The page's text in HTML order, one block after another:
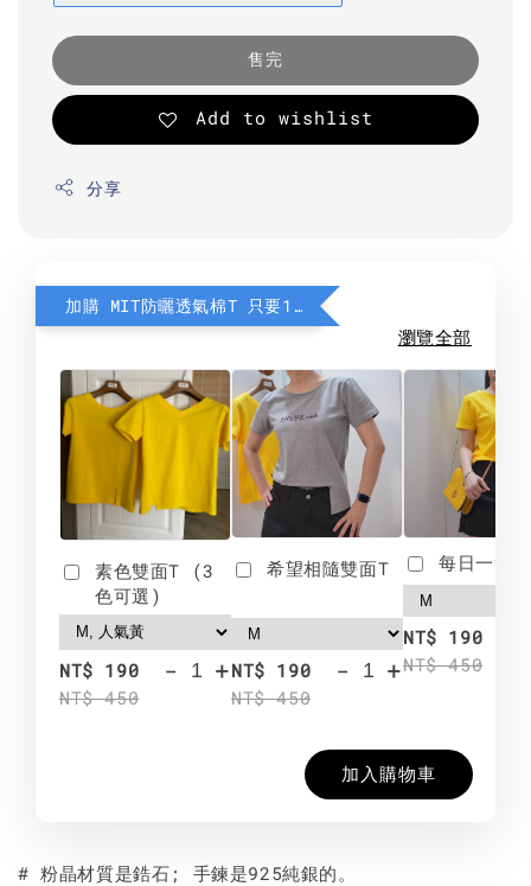
售完
Add to wishlist
分享
加購 MIT防曬透氣棉T 只要190元
瀏覽全部
素色雙面T (3
色可選)
NT$ 190
NT$ 450
- +
希望相隨雙面T
NT$ 190
NT$ 450
- +
每日一笑
NT$ 190
NT$ 450
加入購物車
# 粉晶材質是鋯石; 手鍊是925純銀的。